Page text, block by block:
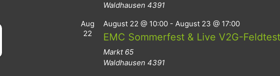
Waldhausen 4391
Aug
22
August 22 @ 10:00 - August 23 @ 17:00
EMC Sommerfest & Live V2G-Feldtest
Markt 65
Waldhausen 4391